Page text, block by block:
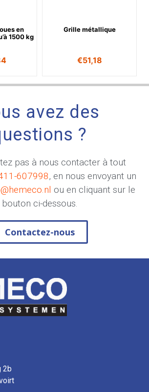
en
1500 kg
Grille métallique
€51,18
avez des
?
pas à nous contacter à tout
607998, en nous envoyant un
ou en cliquant sur le
bouton ci-dessous.
Contactez-nous
2b